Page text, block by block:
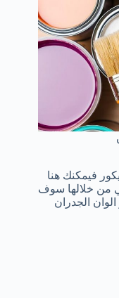
فيمكنك هنا
من خلالها سوف
الجدران